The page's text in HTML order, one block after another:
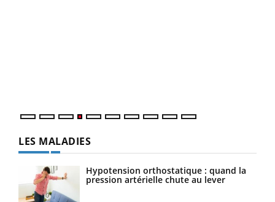
LES MALADIES
Hypotension orthostatique : quand la
pression artérielle chute au lever